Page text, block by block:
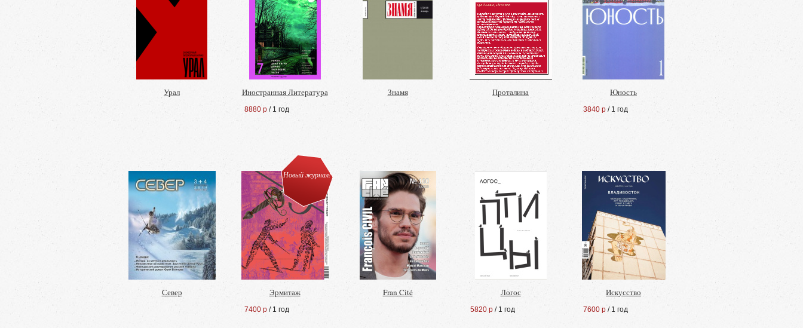
Урал Иностранная Литература
8880 р / 1 год
Знамя Проталина Юность
3840 р / 1 год
Север
Новый журнал!
Эрмитаж
7400 р / 1 год
Fran Cité Логос
5820 р / 1 год
Искусство
7600 р / 1 год